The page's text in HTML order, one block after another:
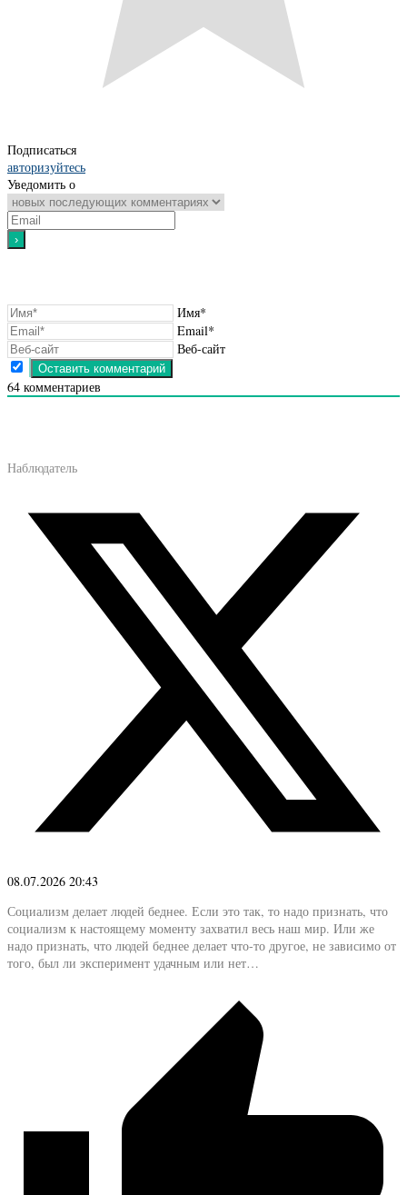
Подписаться
авторизуйтесь
Уведомить о
Имя*
Email*
Веб-сайт
64 комментариев
Наблюдатель
08.07.2026 20:43
Социализм делает людей беднее. Если это так, то надо признать, что
социализм к настоящему моменту захватил весь наш мир. Или же
надо признать, что людей беднее делает что-то другое, не зависимо от
того, был ли эксперимент удачным или нет…